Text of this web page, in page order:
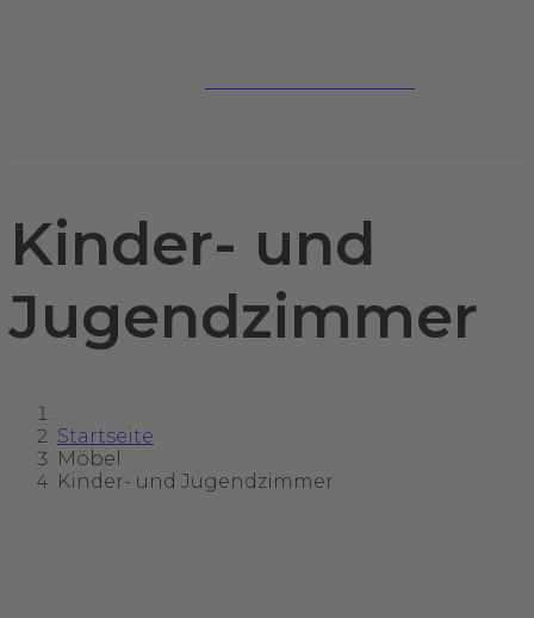
Kinder- und
Jugendzimmer
Startseite
Möbel
Kinder- und Jugendzimmer